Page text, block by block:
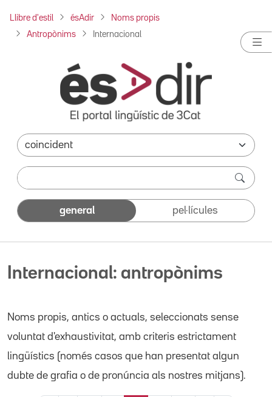
Llibre d'estil ésAdir Noms propis
Antropònims Internacional
general pel·lícules
Internacional: antropònims
Noms propis, antics o actuals, seleccionats sense
voluntat d'exhaustivitat, amb criteris estrictament
lingüístics (només casos que han presentat algun
dubte de grafia o de pronúncia als nostres mitjans).